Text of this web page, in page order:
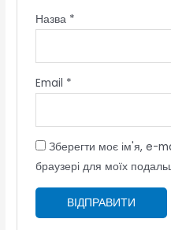
Назва *
Email *
Зберегти моє ім'я, e-
браузері для моїх